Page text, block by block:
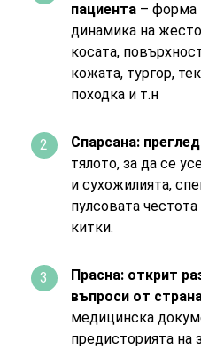
пациента– форма
динамика на
косата,
кожата, тургор,
походка и т.н
Спарсана:
тялото, за да се
и сухожилията,
пулсовата
китки.
Прасна: открит
въпроси от
медицинска
предисторията на